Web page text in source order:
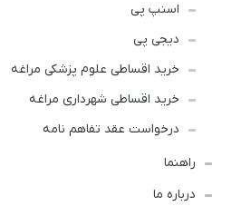
اسنپ پی
دیجی پی
خرید اقساطی علوم پزشکی مراغه
خرید اقساطی شهرداری مراغه
درخواست عقد تفاهم نامه
راهنما
درباره ما